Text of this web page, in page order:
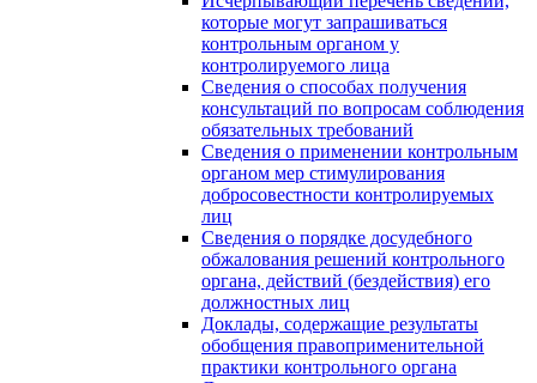
которые могут запрашиваться
контрольным органом у
контролируемого лица
Сведения о способах получения
консультаций по вопросам соблюдения
обязательных требований
Сведения о применении контрольным
органом мер стимулирования
добросовестности контролируемых
лиц
Сведения о порядке досудебного
обжалования решений контрольного
органа, действий (бездействия) его
должностных лиц
Доклады, содержащие результаты
обобщения правоприменительной
практики контрольного органа